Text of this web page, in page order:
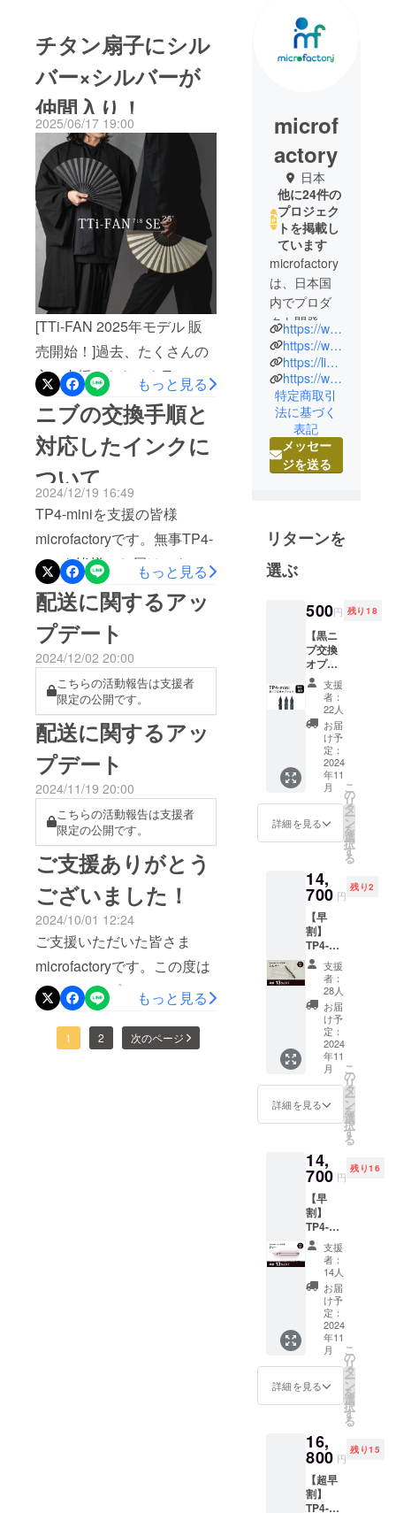
チタン扇子にシル
バー×シルバーが
仲間入り！
2025/06/17 19:00
[TTi-FAN 2025年モデル 販
売開始！]過去、たくさんの
方に支援いただいたTimaze
が手がけるチタン×シルクの
高級扇子：TTi-FAN
(718/918)に、2025年モデル
が新登場。6月25日まで注文
受付中です。販売ページは
以下のリンクから遷移して
みてください。TTi-FAN
718（小型）
https://www.microfactory.jp/p
roducts/tti-fan-718TTi-FAN
918（大型）
https://www.microfactory.jp/p
roducts/tti-fan-918[先行販売
期間]6/16 (火曜)18:00 - 6/25
(木曜) 23:59PM発送につい
ては、梅雨明けが予想され
る7月中旬ごろを予定してい
ます。なお、今回新登場の
シルバー×シルバーモデルは
ご自身で扇面と骨組みを組
み立てていただくDIYタイ
プ。一手間を加えること
で、美しいチタン焼け加工
を楽しむことも可能です
よ。チタンを焼き加工して
から
もっと見る
ニブの交換手順と
対応したインクに
ついて
2024/12/19 16:49
TP4-miniを支援の皆様
microfactoryです。無事TP4-
miniを皆様にお届けできて
いるかと思います。チタン
の魅力をミニボディに詰め
込んだ万年筆としてお楽し
みいただければ幸いです。
さて、一部の方から問い合
わせがありました、ニブの
交換方法と対応インクにつ
いてアップデートさせてい
ただきます。①ニブの交換
についてスクリュー式で簡
単に行えます。以下の
YouTubeビデオで手順を解
説しております。 なお、交
換用ニブは以下からお買い
求めいただけます。
https://www.microfactory.jp/p
roducts/timaze-schmidt-
fh241②対応インクについて
ヨーロッパ共通規格・
もっと見る
配送に関するアッ
プデート
2024/12/02 20:00
こちらの活動報告は支援者
限定の公開です。
配送に関するアッ
プデート
2024/11/19 20:00
こちらの活動報告は支援者
限定の公開です。
ご支援ありがとう
ございました！
2024/10/01 12:24
ご支援いただいた皆さま
microfactoryです。この度は
TP4-miniのプロジェクトに
たくさんのご支援いただ
き、誠にありがとうござい
もっと見る
1 2 次のページ
microf
actory
日本
他に24件の
プロジェク
トを掲載し
ています
microfactory
は、日本国
内でプロダ
クト開発に
勤しむガ
ジェット・
プロダクト
好きのメン
バーが、世
界に目を向
けクリエイ
ティブな
お届けする
ションスト
独自の工夫
とアイディ
アに満ちた
プロダクト
を厳選し、
皆様にお届
けしていま
す。
「小さな工
場」という
り、小さな
トライから
うまれるク
リエイティ
ブなものづ
くりを行う
海外のプロ
ダクトブラ
ンドを追い
かけ、機動
力の高いス
モールチー
ムで活動
皆様からの
貴重なご意
見は、活動
の原動力。
製品メー
フィード
バックし、
より良い製
品の開発に
繋げていき
ます。ま
クリエイ
ティブな製
品開発に注
力し、皆様
https://www.microfactory.jp
https://www.instagram.com/microfactory_jp/
https://lin.ee/FO0NygF
https://www.timaze.jp
特定商取引
法に基づく
表記
メッセー
ジを送る
リターンを
選ぶ
500円 残り18
【黒ニ
ブ交換
オプ
ショ
ン】 ※
本リ
ターン
をご支
援の際
は、ま
とめ支
援機能
をお使
いくだ
さい。
標準装
備され
ている
ニブ
（ペン
先）を
黒ニブ
に交換
するオ
プショ
ンで
す。
TP4-
mini ブ
ラック
を支援
された
です。
※こちら
ターン
を支援
の場合
は、標
準装備
の金ニ
ブは付
属しま
せん ブ
ラック
ニブの
一般販
売予定
価格は
2,000円
込）で
す。
支援
者：
22人
お届
け予
定：
2024
年11
月
詳細を見る
こ
の
リ
タ
ー
ン
を
選
択
す
る
14,
700 円
残り2
【早
割】
TP4-
mini チ
タン万
年筆
Silver
ニブ
（ペン
先の太
さ）：
EF[極
細], F[細
字],
M[太字]
価格
16,800
円の
13%OF
F（送
料・税
込） ※
ご支援
の数が
想定を
上回っ
た場
合、使
用部材
の供給
状況、
製造工
コロナ
禍等に
流混乱
など、
支援
者：
28人
お届
け予
定：
2024
年11
月
詳細を見る
こ
の
リ
タ
ー
ン
を
選
択
す
る
14,
700 円
残り16
【早
割】
TP4-
mini チ
タン万
年筆
Gray ニ
ブ（ペ
ン先の
さ）：
EF[極
細], F[細
字],
M[太字]
価格
16,800
円の
13%OF
F（送
料・税
支援
者：
14人
お届
け予
定：
2024
年11
月
詳細を見る
こ
の
リ
タ
ー
ン
を
選
択
す
る
16,
800 円
残り15
【超早
割】
TP4-